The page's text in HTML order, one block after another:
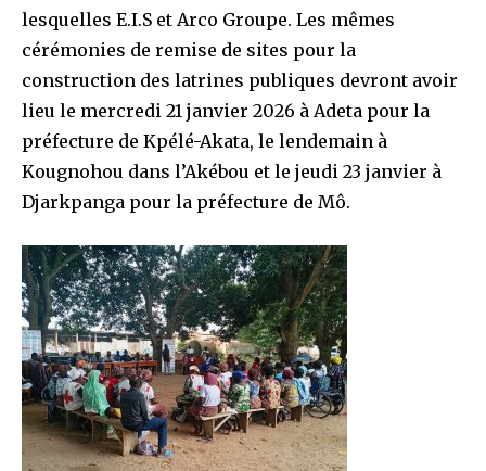
lesquelles E.I.S et Arco Groupe. Les mêmes
cérémonies de remise de sites pour la
construction des latrines publiques devront avoir
lieu le mercredi 21 janvier 2026 à Adeta pour la
préfecture de Kpélé-Akata, le lendemain à
Kougnohou dans l’Akébou et le jeudi 23 janvier à
Djarkpanga pour la préfecture de Mô.